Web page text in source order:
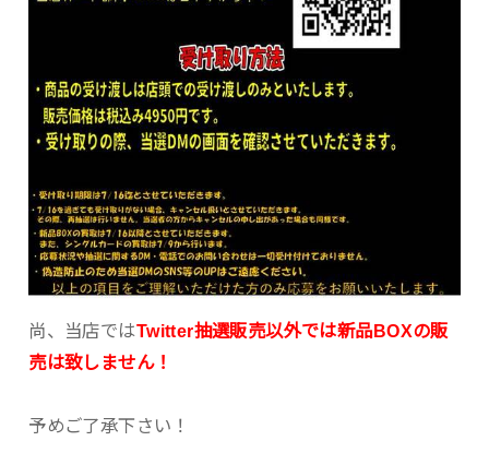
尚、当店ではTwitter抽選販売以外では新品BOXの販
売は致しません！
予めご了承下さい！